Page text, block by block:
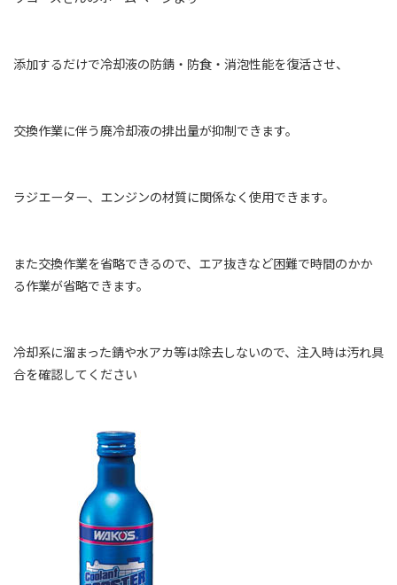
添加するだけで冷却液の防錆・防食・消泡性能を復活させ、
交換作業に伴う廃冷却液の排出量が抑制できます。
ラジエーター、エンジンの材質に関係なく使用できます。
また交換作業を省略できるので、エア抜きなど困難で時間のかか
る作業が省略できます。
冷却系に溜まった錆や水アカ等は除去しないので、注入時は汚れ具
合を確認してください